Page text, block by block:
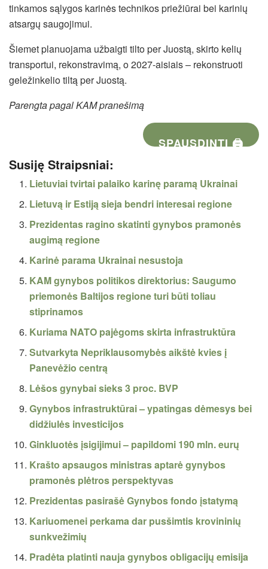
tinkamos sąlygos karinės technikos priežiūrai bei karinių
atsargų saugojimui.
Šiemet planuojama užbaigti tilto per Juostą, skirto kelių
transportui, rekonstravimą, o 2027-aisiais – rekonstruoti
geležinkelio tiltą per Juostą.
Parengta pagal KAM pranešimą
SPAUSDINTI 🖨
Susiję Straipsniai:
Lietuviai tvirtai palaiko karinę paramą Ukrainai
Lietuvą ir Estiją sieja bendri interesai regione
Prezidentas ragino skatinti gynybos pramonės
augimą regione
Karinė parama Ukrainai nesustoja
KAM gynybos politikos direktorius: Saugumo
priemonės Baltijos regione turi būti toliau
stiprinamos
Kuriama NATO pajėgoms skirta infrastruktūra
Sutvarkyta Nepriklausomybės aikštė kvies į
Panevėžio centrą
Lėšos gynybai sieks 3 proc. BVP
Gynybos infrastruktūrai – ypatingas dėmesys bei
didžiulės investicijos
Ginkluotės įsigijimui – papildomi 190 mln. eurų
Krašto apsaugos ministras aptarė gynybos
pramonės plėtros perspektyvas
Prezidentas pasirašė Gynybos fondo įstatymą
Kariuomenei perkama dar pusšimtis krovininių
sunkvežimių
Pradėta platinti nauja gynybos obligacijų emisija